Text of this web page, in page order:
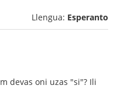
Llengua: Esperanto
devas oni uzas "si"? Ili